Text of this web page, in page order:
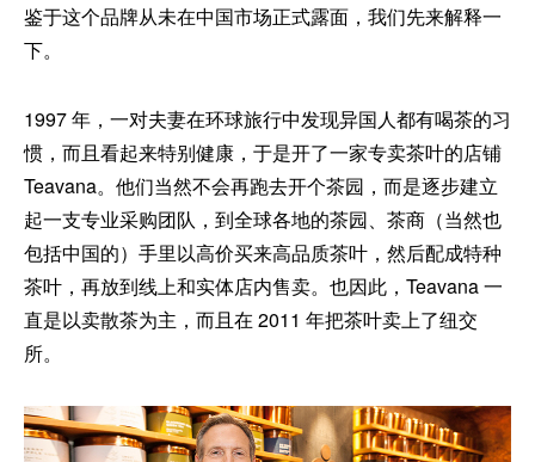
鉴于这个品牌从未在中国市场正式露面，我们先来解释一
下。
1997 年，一对夫妻在环球旅行中发现异国人都有喝茶的习
惯，而且看起来特别健康，于是开了一家专卖茶叶的店铺
Teavana。他们当然不会再跑去开个茶园，而是逐步建立
起一支专业采购团队，到全球各地的茶园、茶商（当然也
包括中国的）手里以高价买来高品质茶叶，然后配成特种
茶叶，再放到线上和实体店内售卖。也因此，Teavana 一
直是以卖散茶为主，而且在 2011 年把茶叶卖上了纽交
所。